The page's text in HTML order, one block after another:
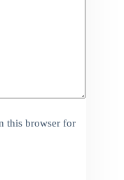
this browser for